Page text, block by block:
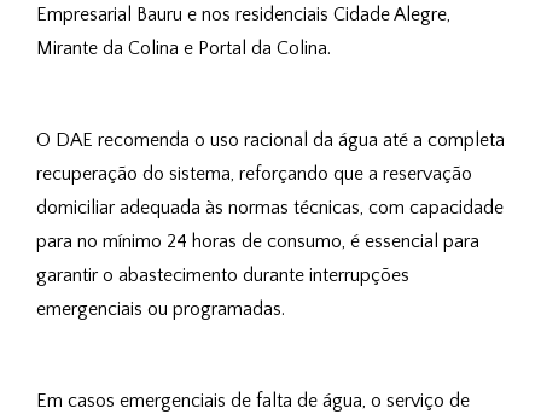
Empresarial Bauru e nos residenciais Cidade Alegre,
Mirante da Colina e Portal da Colina.
O DAE recomenda o uso racional da água até a completa
recuperação do sistema, reforçando que a reservação
domiciliar adequada às normas técnicas, com capacidade
para no mínimo 24 horas de consumo, é essencial para
garantir o abastecimento durante interrupções
emergenciais ou programadas.
Em casos emergenciais de falta de água, o serviço de